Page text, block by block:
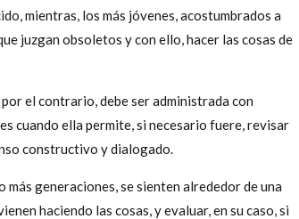
mientras, los más jóvenes, acostumbrados a
juzgan obsoletos y con ello, hacer las cosas de
el contrario, debe ser administrada con
cuando ella permite, si necesario fuere, revisar
constructivo y dialogado.
más generaciones, se sienten alrededor de una
haciendo las cosas, y evaluar, en su caso, si